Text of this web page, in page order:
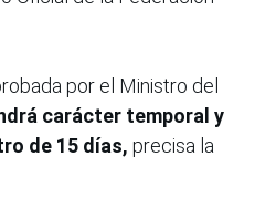
por el Ministro del
carácter temporal y
de 15 días, precisa la